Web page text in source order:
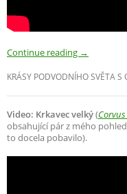
Continue reading →
KRÁSY PODVODNÍHO SVĚTA S
Video: Krkavec velký(
obsahující pár z mého
to docela pobavilo).